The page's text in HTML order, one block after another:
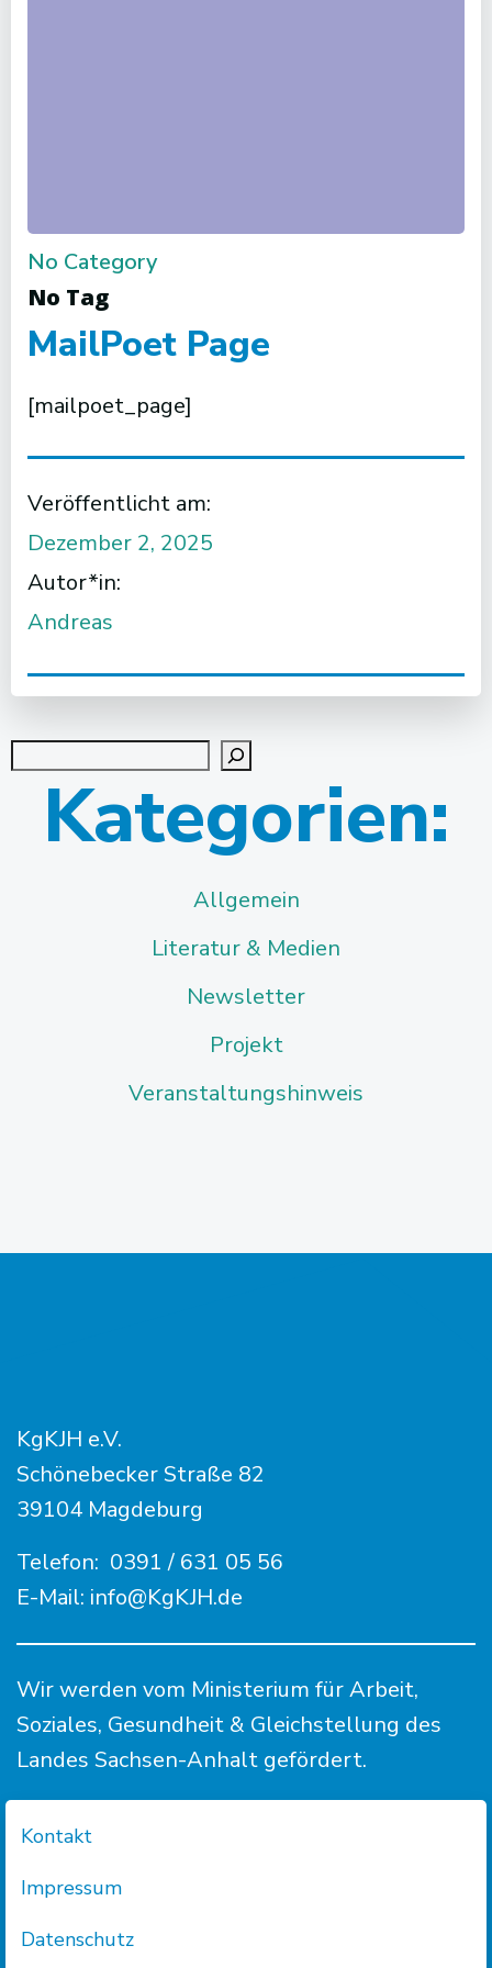
No Category
No Tag
MailPoet Page
[mailpoet_page]
Veröffentlicht am:
Dezember 2, 2025
Autor*in:
Andreas
Kategorien:
Allgemein
Literatur & Medien
Newsletter
Projekt
Veranstaltungshinweis
KgKJH e.V.
Schönebecker Straße 82
39104 Magdeburg
Telefon: 0391 / 631 05 56
E-Mail: info@KgKJH.de
Wir werden vom Ministerium für Arbeit,
Soziales, Gesundheit & Gleichstellung des
Landes Sachsen-Anhalt gefördert.
Kontakt
Impressum
Datenschutz